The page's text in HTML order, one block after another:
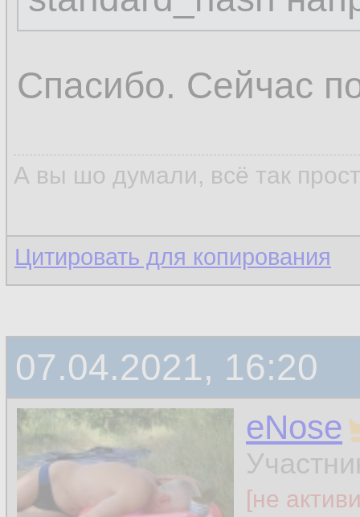
Спасибо. Сейчас
А вы шо думали, всё так
Цитировать для копирования
07.04.2021, 16:20
eNose
[не